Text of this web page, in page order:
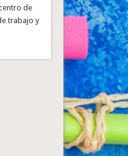
de
trabajo y